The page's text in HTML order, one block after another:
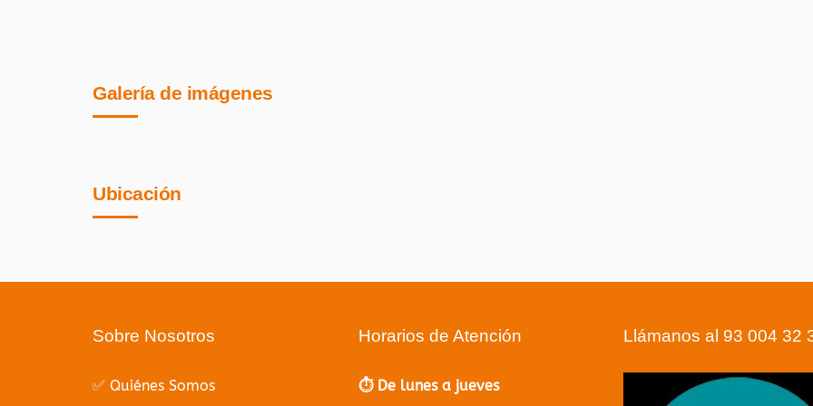
Galería de imágenes
Ubicación
Sobre Nosotros
✅ Quiénes Somos
Horarios de Atención
⏱️ De lunes a jueves
Llámanos al 93 004 32